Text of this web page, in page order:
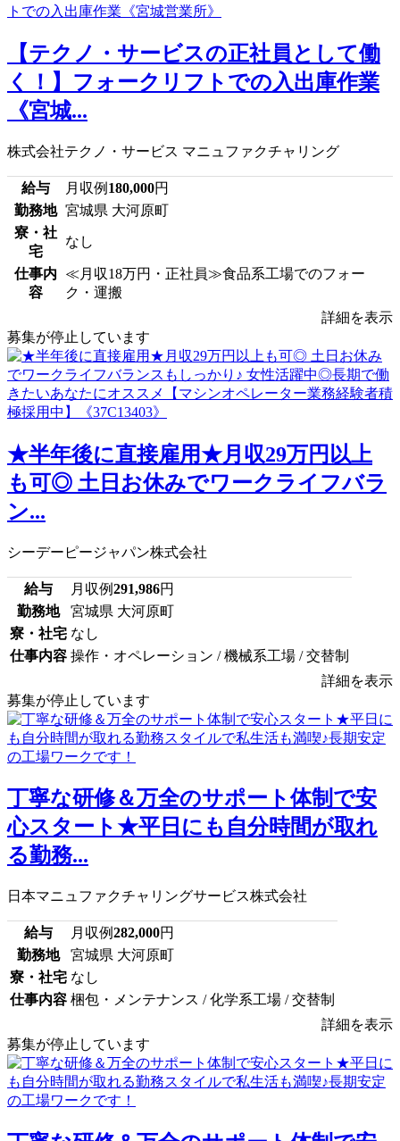
【テクノ・サービスの正社員として働
く！】フォークリフトでの入出庫作業
《宮城...
株式会社テクノ・サービス マニュファクチャリング
給与 月収例 180,000円
勤務地 宮城県 大河原町
寮・社
宅
なし
仕事内
容
≪月収18万円・正社員≫食品系工場でのフォー
ク・運搬
詳細を表示
募集が停止しています
★半年後に直接雇用★月収29万円以上
も可◎ 土日お休みでワークライフバラ
ン...
シーデーピージャパン株式会社
給与 月収例291,986円
勤務地
宮城県 大河原町
寮・社宅 なし
仕事内容 操作・オペレーション / 機械系工場 / 交替制
詳細を表示
募集が停止しています
丁寧な研修＆万全のサポート体制で安
心スタート★平日にも自分時間が取れ
る勤務...
日本マニュファクチャリングサービス株式会社
給与 月収例282,000円
勤務地
宮城県 大河原町
寮・社宅 なし
仕事内容 梱包・メンテナンス / 化学系工場 / 交替制
詳細を表示
募集が停止しています